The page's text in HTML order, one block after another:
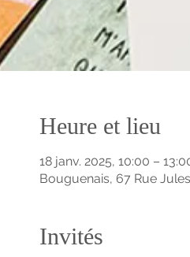
Heure et lieu
18 janv. 2025, 10:00 –
Bouguenais, 67 Rue
Invités